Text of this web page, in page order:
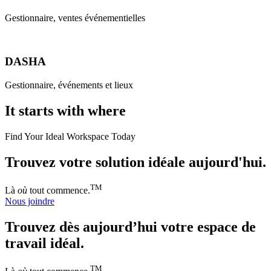
Gestionnaire, ventes événementielles
DASHA
Gestionnaire, événements et lieux
It starts with where
Find Your Ideal Workspace Today
Trouvez votre solution idéale aujourd'hui.
Là où tout commence.TM
Nous joindre
Trouvez dès aujourd’hui votre espace de
travail idéal.
TM